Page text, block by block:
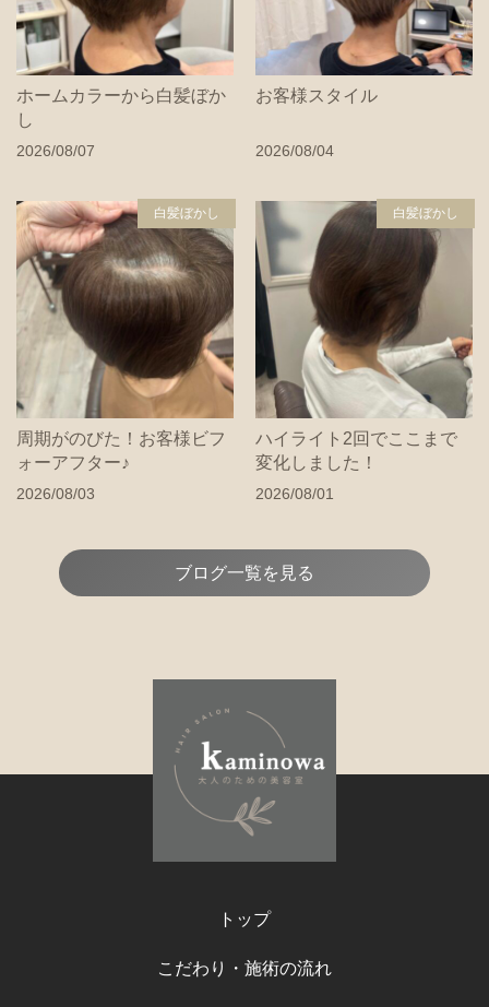
ホームカラーから白髪ぼか
し
2026/08/07
お客様スタイル
2026/08/04
白髪ぼかし
周期がのびた！お客様ビフ
ォーアフター♪
2026/08/03
白髪ぼかし
ハイライト2回でここまで
変化しました！
2026/08/01
ブログ一覧を見る
トップ
こだわり・施術の流れ